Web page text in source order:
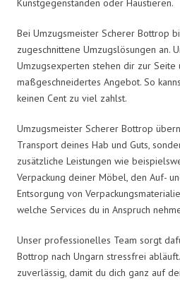
Kunstgegenständen oder Haustieren.
Bei Umzugsmeister Scherer Bottrop
zugeschnittene Umzugslösungen an.
Umzugsexperten stehen dir zur
maßgeschneidertes Angebot. So
keinen Cent zu viel zahlst.
Umzugsmeister Scherer Bottrop
Transport deines Hab und Guts,
zusätzliche Leistungen wie
Verpackung deiner Möbel, den Auf-
Entsorgung von
welche Services du in Anspruch
Unser professionelles Team sorgt
Bottrop nach Ungarn stressfrei
zuverlässig, damit du dich ganz auf